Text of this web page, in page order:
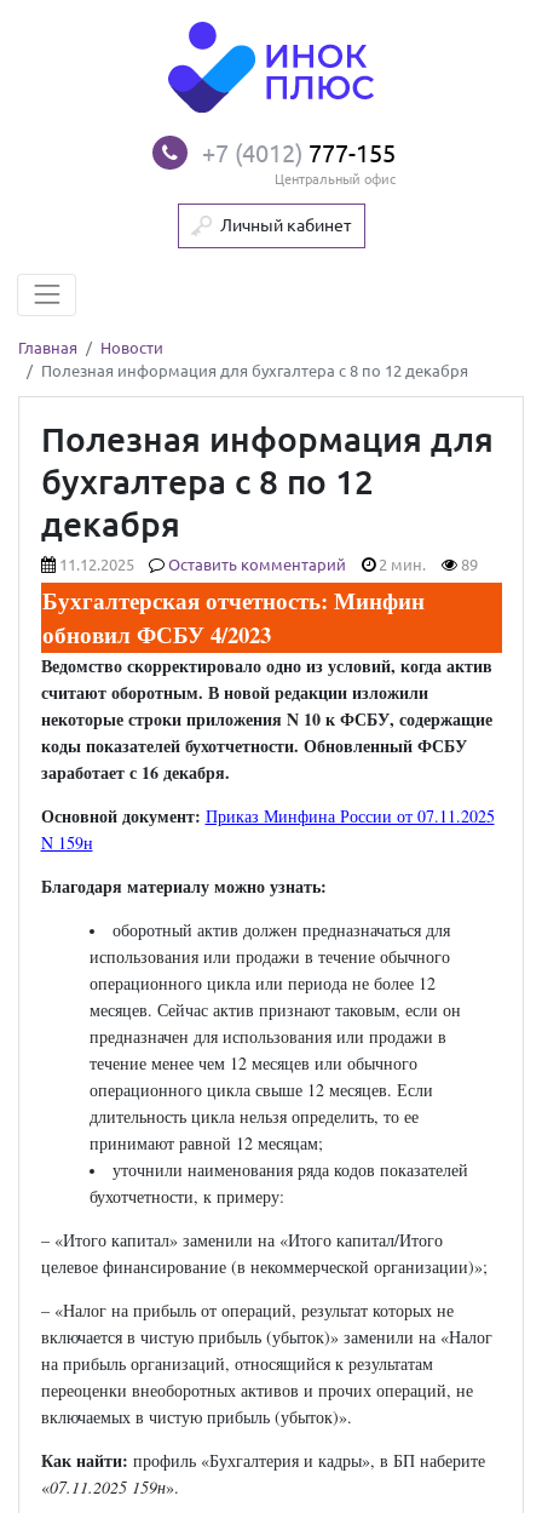
+7 (4012) 777-155
Центральный офис
Личный кабинет
Главная
Новости
Полезная информация для бухгалтера с 8 по 12 декабря
Полезная информация для
бухгалтера с 8 по 12
декабря
11.12.2025 Оставить комментарий 2 мин. 89
Бухгалтерская отчетность: Минфин
обновил ФСБУ 4/2023
Ведомство скорректировало одно из условий, когда актив
считают оборотным. В новой редакции изложили
некоторые строки приложения N 10 к ФСБУ, содержащие
коды показателей бухотчетности. Обновленный ФСБУ
заработает с 16 декабря.
Основной документ: Приказ Минфина России от 07.11.2025
N 159н
Благодаря материалу можно узнать:
оборотный актив должен предназначаться для
использования или продажи в течение обычного
операционного цикла или периода не более 12
месяцев. Сейчас актив признают таковым, если он
предназначен для использования или продажи в
течение менее чем 12 месяцев или обычного
операционного цикла свыше 12 месяцев. Если
длительность цикла нельзя определить, то ее
принимают равной 12 месяцам;
уточнили наименования ряда кодов показателей
бухотчетности, к примеру:
– «Итого капитал» заменили на «Итого капитал/Итого
целевое финансирование (в некоммерческой организации)»;
– «Налог на прибыль от операций, результат которых не
включается в чистую прибыль (убыток)» заменили на «Налог
на прибыль организаций, относящийся к результатам
переоценки внеоборотных активов и прочих операций, не
включаемых в чистую прибыль (убыток)».
Как найти: профиль «Бухгалтерия и кадры», в БП наберите
«07.11.2025 159н».